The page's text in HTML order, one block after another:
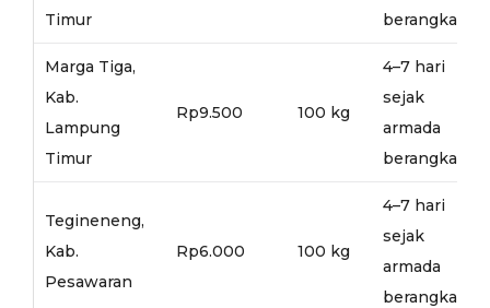
Timur
berangkat
Marga Tiga,
Kab.
Lampung
Timur
Rp9.500 100 kg
4–7 hari
sejak
armada
berangkat
Tegineneng,
Kab.
Pesawaran
Rp6.000 100 kg
4–7 hari
sejak
armada
berangkat